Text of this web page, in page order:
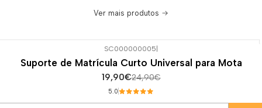
Ver mais produtos
SC000000005
Suporte de Matrícula Curto Universal para Mota
19,90€24,90€
5.0